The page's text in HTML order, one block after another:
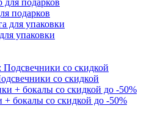
подарков
упаковки
со скидкой
бокалы со скидкой до -50%